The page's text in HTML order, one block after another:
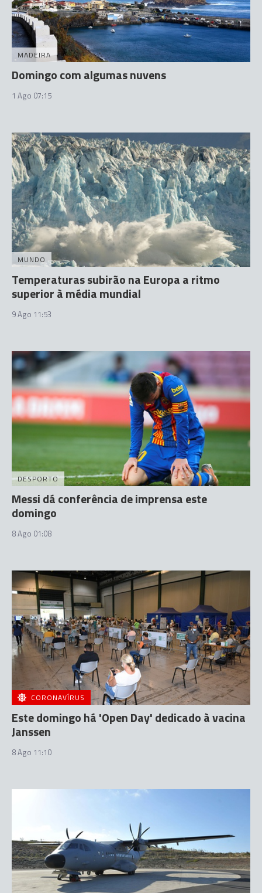
MADEIRA
Domingo com algumas nuvens
1 Ago 07:15
MUNDO
Temperaturas subirão na Europa a ritmo
superior à média mundial
9 Ago 11:53
DESPORTO
Messi dá conferência de imprensa este
domingo
8 Ago 01:08
CORONAVÍRUS
Este domingo há 'Open Day' dedicado à vacina
Janssen
8 Ago 11:10